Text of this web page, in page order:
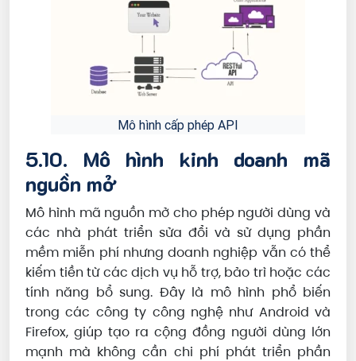
Mô hình cấp phép API
5.10. Mô hình kinh doanh mã
nguồn mở
Mô hình mã nguồn mở cho phép người dùng và
các nhà phát triển sửa đổi và sử dụng phần
mềm miễn phí nhưng doanh nghiệp vẫn có thể
kiếm tiền từ các dịch vụ hỗ trợ, bảo trì hoặc các
tính năng bổ sung. Đây là mô hình phổ biến
trong các công ty công nghệ như Android và
Firefox, giúp tạo ra cộng đồng người dùng lớn
mạnh mà không cần chi phí phát triển phần